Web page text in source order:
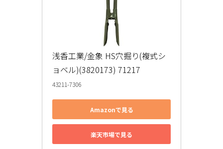
浅香工業/金象 HS穴掘り(複式シ
ョベル)(3820173) 71217
43211-7306
Amazonで見る
楽天市場で見る